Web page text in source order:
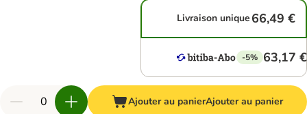
Livraison unique 66,49 €
-5% 63,17 €
Ajouter au panierAjouter au panier